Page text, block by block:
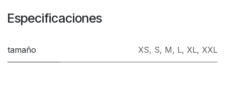
Especificaciones
tamaño XS, S, M, L, XL, XXL